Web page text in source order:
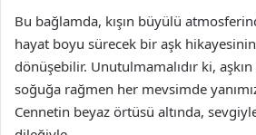
Bu bağlamda, kışın büyülü
hayat boyu sürecek bir aşk
dönüşebilir. Unutulmamalıdır ki, aşkın
soğuğa rağmen her mevsimde
Cennetin beyaz örtüsü altında,